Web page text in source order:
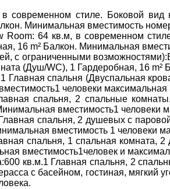
современном стиле. Боковой
Минимальная вместимость
Room: 64 кв.м, в современном
16 m² Балкон. Минимальная
с ограниченными
(Душ/WC), 1 Гардеробная, 16
Главная спальня (Двуспальная
человеки максимальная
спальня, 2 спальные
вместимость1 человеки
спальня, 2 душевых с
вместимость 1 человеки
спальня, 1 спальная комната,
вместимость1человек и
кв.м.1 Главная спальня, 2
с басейном, гостиная, мягкий